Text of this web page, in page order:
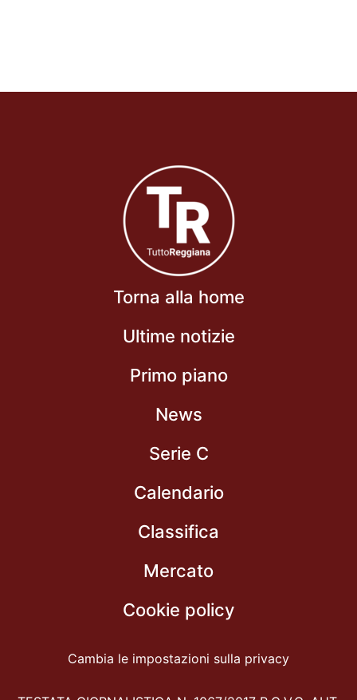
Torna alla home
Ultime notizie
Primo piano
News
Serie C
Calendario
Classifica
Mercato
Cookie policy
Cambia le impostazioni sulla privacy